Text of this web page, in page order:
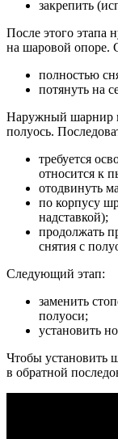
закрепить
После этого этапа
на шаровой опоре.
полностью
потянуть на
Наружный шарнир
полуось.
требуется
относится к
отодвинуть
по корпусу
надставкой);
продолжать
снятия с
Следующий этап:
заменить
полуоси;
установить
Чтобы установить
в обратной